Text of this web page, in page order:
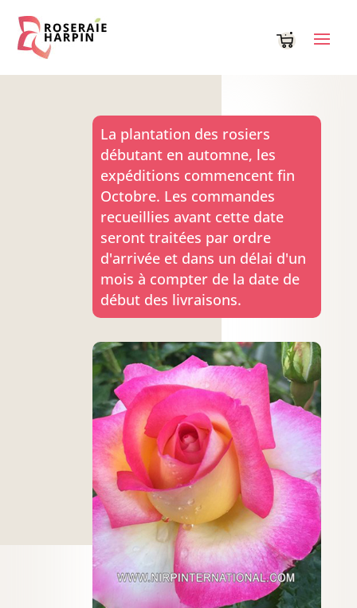
La plantation des rosiers
débutant en automne, les
expéditions commencent fin
Octobre. Les commandes
recueillies avant cette date
seront traitées par ordre
d'arrivée et dans un délai d'un
mois à compter de la date de
début des livraisons.